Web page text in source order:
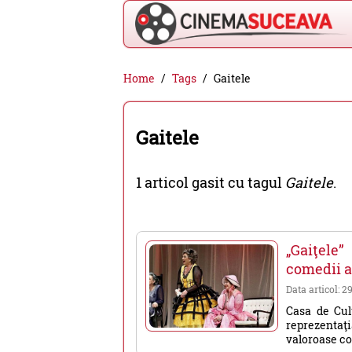
Cinema
Suceava
-
filme
cinema,
evenimente
din
Suceava
Home Tags Gaitele
Gaitele
1 articol gasit cu tagul Gaitele.
comedii
Data articol:
Casa de
valoroase